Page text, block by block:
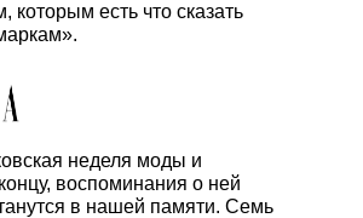
которым есть что сказать
неделя моды и
воспоминания о ней
в нашей памяти. Семь